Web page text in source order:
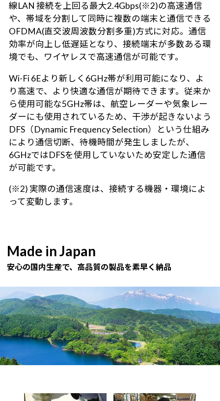
線LAN 接続を上回る最大2.4Gbps(※2)の高速通信
や、帯域を分割して同時に複数の端末と通信できる
OFDMA(直交波周波数分割多重)方式に対応。通信
効率が向上し低遅延となり、接続端末が多数ある環
境でも、ワイヤレスで高速通信が可能です。
Wi-Fi 6Eより新しく6GHz帯が利用可能になり、よ
り高速で、より快適な通信が期待できます。従来か
ら使用可能な5GHz帯は、航空レーダーや気象レー
ダーにも使用されているため、干渉が起きないよう
DFS（Dynamic Frequency Selection）という仕組み
により通信切断、待機時間が発生しましたが、
6GHzではDFSを使用していないため安定した通信
が可能です。
(※2) 実際の通信速度は、接続する機器・環境によ
って変動します。
Made in Japan
安心の国内生産で、高品質の製品を素早く納品